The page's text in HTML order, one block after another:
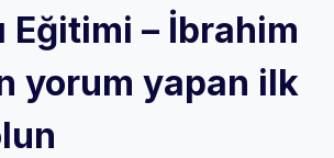
Eğitimi – İbrahim
yorum yapan ilk